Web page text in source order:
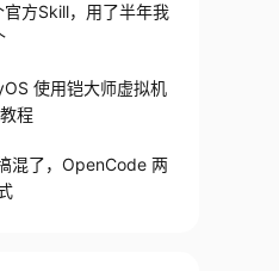
方Skill，用了半年我
使用铠大师虚拟机
程
混了，OpenCode 两